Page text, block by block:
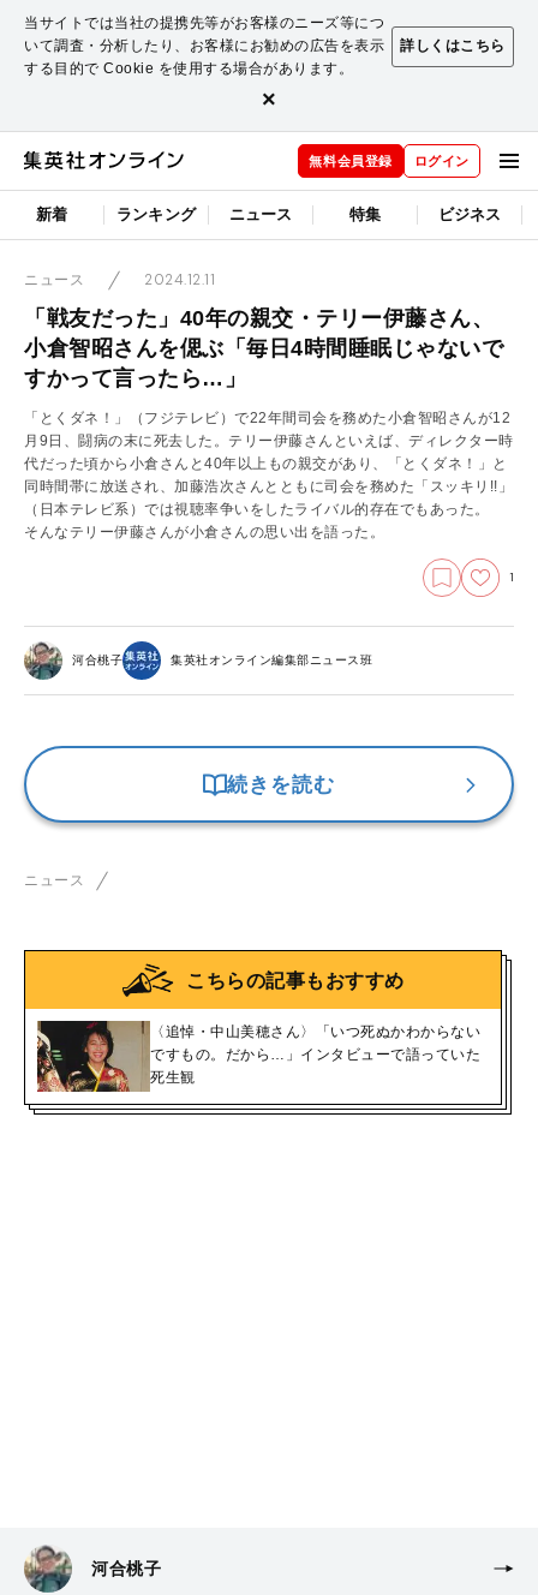
当サイトでは当社の提携先等がお客様のニーズ等につ
いて調査・分析したり、お客様にお勧めの広告を表示
する目的で Cookie を使用する場合があります。
詳しくはこちら
×
無料会員登録 ログイン
新着 ランキング ニュース 特集 ビジネス
ニュース 2024.12.11
「戦友だった」40年の親交・テリー伊藤さん、
小倉智昭さんを偲ぶ「毎日4時間睡眠じゃないで
すかって言ったら…」
「とくダネ！」（フジテレビ）で22年間司会を務めた小倉智昭さんが12
月9日、闘病の末に死去した。テリー伊藤さんといえば、ディレクター時
代だった頃から小倉さんと40年以上もの親交があり、「とくダネ！」と
同時間帯に放送され、加藤浩次さんとともに司会を務めた「スッキリ!!」
（日本テレビ系）では視聴率争いをしたライバル的存在でもあった。
そんなテリー伊藤さんが小倉さんの思い出を語った。
1
河合桃子 集英社オンライン編集部ニュース班
続きを読む
ニュース
こちらの記事もおすすめ
〈追悼・中山美穂さん〉「いつ死ぬかわからない
ですもの。だから…」インタビューで語っていた
死生観
河合桃子